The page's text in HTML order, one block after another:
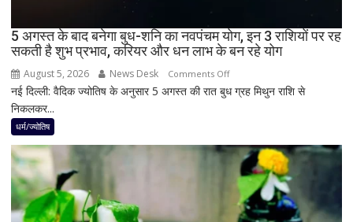
या
नहीं
5 अगस्त के बाद बनेगा बुध-शनि का नवपंचम योग, इन 3 राशियों पर रह
सकती है शुभ प्रभाव, करियर और धन लाभ के बन रहे योग
August 5, 2026 News Desk Comments Offon
5
बाद
बनेगा
बुध-
शनि
नई दिल्ली: वैदिक ज्योतिष के अनुसार 5 अगस्त की रात बुध ग्रह मिथुन राशि से
निकलकर...
धर्म/ज्योतिष